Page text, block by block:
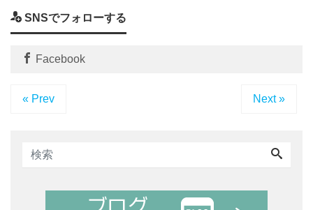
SNSでフォローする
Facebook
« Prev Next »